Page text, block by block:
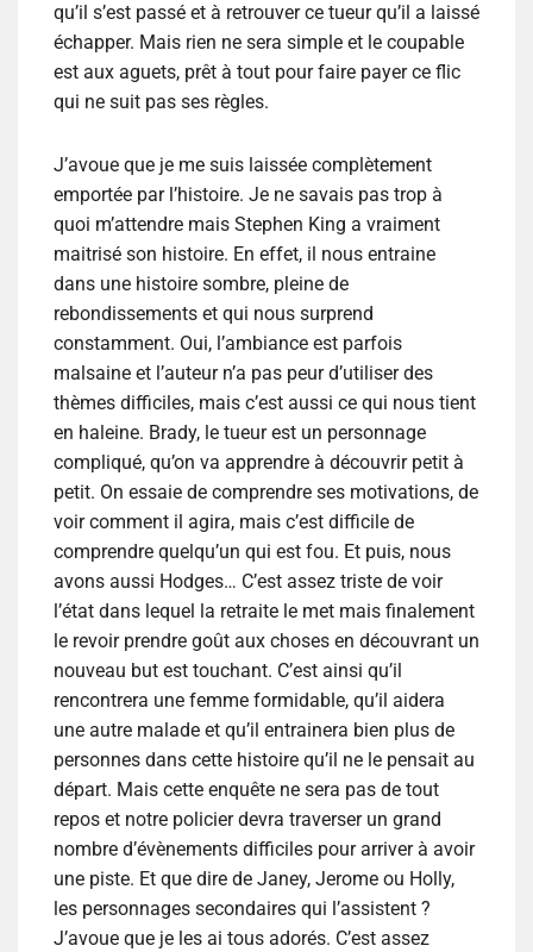
qu’il s’est passé et à retrouver ce tueur qu’il a laissé
échapper. Mais rien ne sera simple et le coupable
est aux aguets, prêt à tout pour faire payer ce flic
qui ne suit pas ses règles.
J’avoue que je me suis laissée complètement
emportée par l’histoire. Je ne savais pas trop à
quoi m’attendre mais Stephen King a vraiment
maitrisé son histoire. En effet, il nous entraine
dans une histoire sombre, pleine de
rebondissements et qui nous surprend
constamment. Oui, l’ambiance est parfois
malsaine et l’auteur n’a pas peur d’utiliser des
thèmes difficiles, mais c’est aussi ce qui nous tient
en haleine. Brady, le tueur est un personnage
compliqué, qu’on va apprendre à découvrir petit à
petit. On essaie de comprendre ses motivations, de
voir comment il agira, mais c’est difficile de
comprendre quelqu’un qui est fou. Et puis, nous
avons aussi Hodges… C’est assez triste de voir
l’état dans lequel la retraite le met mais finalement
le revoir prendre goût aux choses en découvrant un
nouveau but est touchant. C’est ainsi qu’il
rencontrera une femme formidable, qu’il aidera
une autre malade et qu’il entrainera bien plus de
personnes dans cette histoire qu’il ne le pensait au
départ. Mais cette enquête ne sera pas de tout
repos et notre policier devra traverser un grand
nombre d’évènements difficiles pour arriver à avoir
une piste. Et que dire de Janey, Jerome ou Holly,
les personnages secondaires qui l’assistent ?
J’avoue que je les ai tous adorés. C’est assez